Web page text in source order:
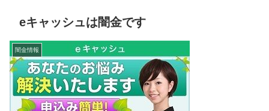
eキャッシュは闇金です
闇金情報